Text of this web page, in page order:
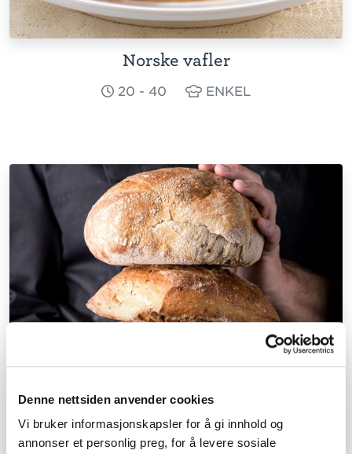
Denne nettsiden anvender cookies
Vi bruker informasjonskapsler for å gi innhold og
annonser et personlig preg, for å levere sosiale
Norske vafler
20 - 40 ENKEL